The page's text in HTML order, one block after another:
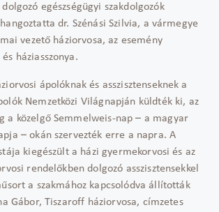
egészségügyi szakdolgozók
dr. Szénási Szilvia, a vármegye
vezető háziorvosa, az esemény
háziasszonya.
ápolóknak és asszisztenseknek a
Nemzetközi Világnapján küldték ki, az
a közelgő Semmelweis-nap – a magyar
– okán szervezték erre a napra. A
kiegészült a házi gyermekorvosi és az
rendelőkben dolgozó asszisztensekkel
a szakmához kapcsolódva állították
Gábor, Tiszaroff háziorvosa, címzetes